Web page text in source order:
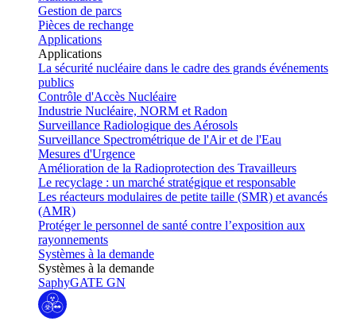
Gestion de parcs
Pièces de rechange
Applications
Applications
La sécurité nucléaire dans le cadre des grands événements
publics
Contrôle d'Accès Nucléaire
Industrie Nucléaire, NORM et Radon
Surveillance Radiologique des Aérosols
Surveillance Spectrométrique de l'Air et de l'Eau
Mesures d'Urgence
Amélioration de la Radioprotection des Travailleurs
Le recyclage : un marché stratégique et responsable
Les réacteurs modulaires de petite taille (SMR) et avancés
(AMR)
Protéger le personnel de santé contre l’exposition aux
rayonnements
Systèmes à la demande
Systèmes à la demande
SaphyGATE GN